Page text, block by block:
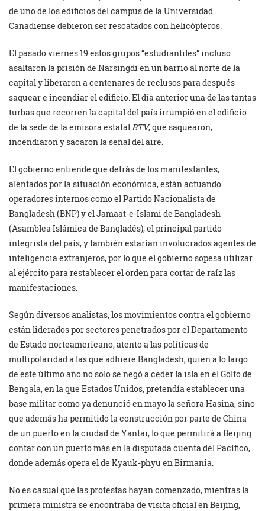
de uno de los edificios del campus de la Universidad
Canadiense debieron ser rescatados con helicópteros.
El pasado viernes 19 estos grupos “estudiantiles” incluso
asaltaron la prisión de Narsingdi en un barrio al norte de la
capital y liberaron a centenares de reclusos para después
saquear e incendiar el edificio. El día anterior una de las tantas
turbas que recorren la capital del país irrumpió en el edificio
de la sede de la emisora estatalBTV, que saquearon,
incendiaron y sacaron la señal del aire.
El gobierno entiende que detrás de los manifestantes,
alentados por la situación económica, están actuando
operadores internos como el Partido Nacionalista de
Bangladesh (BNP) y el Jamaat-e-Islami de Bangladesh
(Asamblea Islámica de Bangladés), el principal partido
integrista del país, y también estarían involucrados agentes de
inteligencia extranjeros, por lo que el gobierno sopesa utilizar
al ejército para restablecer el orden para cortar de raíz las
manifestaciones.
Según diversos analistas, los movimientos contra el gobierno
están liderados por sectores penetrados por el Departamento
de Estado norteamericano, atento a las políticas de
multipolaridad a las que adhiere Bangladesh, quien a lo largo
de este último año no solo se negó a ceder la isla en el Golfo de
Bengala, en la que Estados Unidos, pretendía establecer una
base militar como ya denunció en mayo la señora Hasina, sino
que además ha permitido la construcción por parte de China
de un puerto en la ciudad de Yantai, lo que permitirá a Beijing
contar con un puerto más en la disputada cuenta del Pacífico,
donde además opera el de Kyauk-phyu en Birmania.
No es casual que las protestas hayan comenzado, mientras la
primera ministra se encontraba de visita oficial en Beijing,